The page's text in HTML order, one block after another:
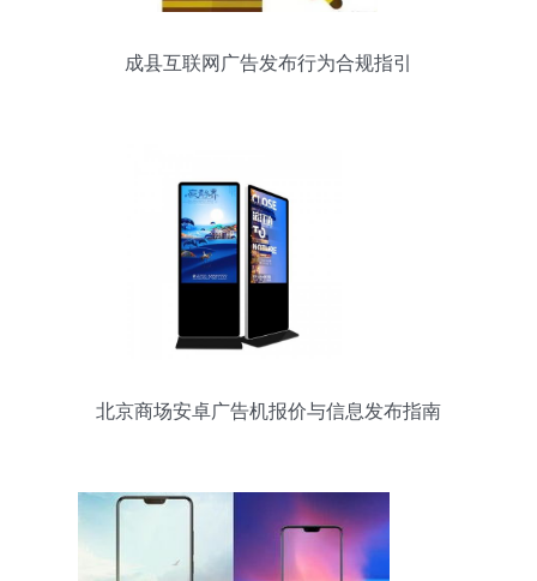
成县互联网广告发布行为合规指引
北京商场安卓广告机报价与信息发布指南